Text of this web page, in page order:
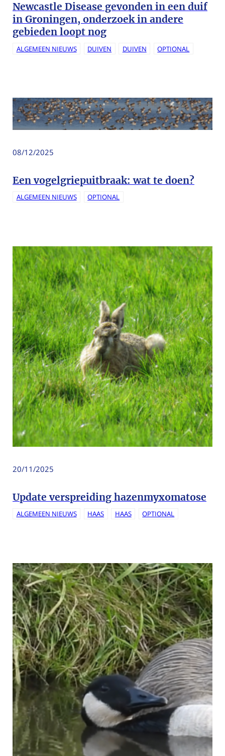
Newcastle Disease gevonden in een duif
in Groningen, onderzoek in andere
gebieden loopt nog
ALGEMEEN NIEUWS DUIVEN DUIVEN OPTIONAL
08/12/2025
Een vogelgriepuitbraak: wat te doen?
ALGEMEEN NIEUWS OPTIONAL
20/11/2025
Update verspreiding hazenmyxomatose
ALGEMEEN NIEUWS HAAS HAAS OPTIONAL